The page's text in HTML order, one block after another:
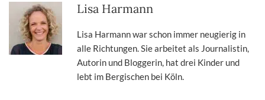
Lisa Harmann
Lisa Harmann war schon immer neugierig in
alle Richtungen. Sie arbeitet als Journalistin,
Autorin und Bloggerin, hat drei Kinder und
lebt im Bergischen bei Köln.